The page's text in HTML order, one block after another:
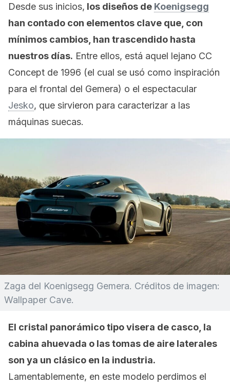
Desde sus inicios, los diseños de Koenigsegg
han contado con elementos clave que, con
mínimos cambios, han trascendido hasta
nuestros días. Entre ellos, está aquel lejano CC
Concept de 1996 (el cual se usó como inspiración
para el frontal del Gemera) o el espectacular
Jesko, que sirvieron para caracterizar a las
máquinas suecas.
Zaga del Koenigsegg Gemera. Créditos de imagen:
Wallpaper Cave.
El cristal panorámico tipo visera de casco, la
cabina ahuevada o las tomas de aire laterales
son ya un clásico en la industria.
Lamentablemente, en este modelo perdimos el